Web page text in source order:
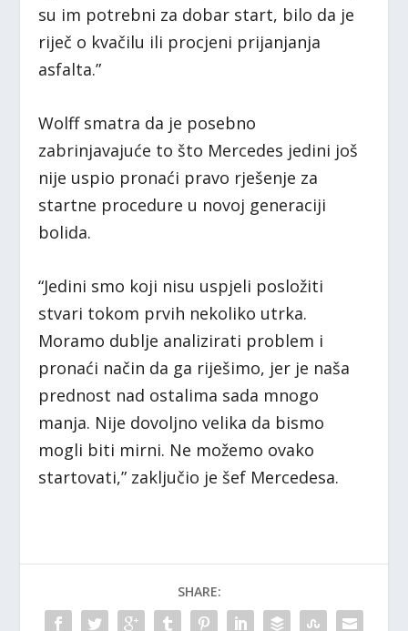
su im potrebni za dobar start, bilo da je
riječ o kvačilu ili procjeni prijanjanja
asfalta.”
Wolff smatra da je posebno
zabrinjavajuće to što Mercedes jedini još
nije uspio pronaći pravo rješenje za
startne procedure u novoj generaciji
bolida.
“Jedini smo koji nisu uspjeli posložiti
stvari tokom prvih nekoliko utrka.
Moramo dublje analizirati problem i
pronaći način da ga riješimo, jer je naša
prednost nad ostalima sada mnogo
manja. Nije dovoljno velika da bismo
mogli biti mirni. Ne možemo ovako
startovati,” zaključio je šef Mercedesa.
SHARE: